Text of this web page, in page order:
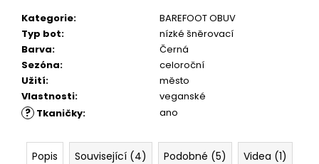
Kategorie:
BAREFOOT OBUV
Typ bot:
nízké šněrovací
Barva:
Černá
Sezóna:
celoroční
Užití:
město
Vlastnosti: veganské
? Tkaničky: ano
Popis Související (4) Podobné (5)
Videa (1)
RUSTIC
CREAM
75ML
239
Kč